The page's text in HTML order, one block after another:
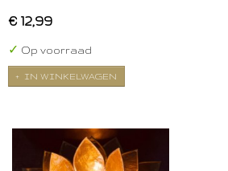
€ 12,99
✓ Op voorraad
IN WINKELWAGEN